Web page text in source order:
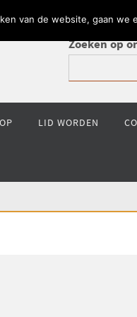
Zoeken op
LID WORDEN
van de website, gaan we